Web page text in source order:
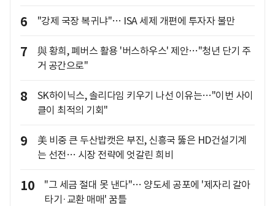
6 "강제 국장 복귀냐"… ISA 세제 개편에 투자자 불만
7
與 황희, 폐버스 활용 '버스하우스' 제안…"청년 단기 주
거 공간으로"
8
SK하이닉스, 솔리다임 키우기 나선 이유는…"이번 사이
클이 최적의 기회"
9
美 비중 큰 두산밥캣은 부진, 신흥국 뚫은 HD건설기계
는 선전… 시장 전략에 엇갈린 희비
10
"그 세금 절대 못 낸다"… 양도세 공포에 '제자리 갈아
타기·교환 매매' 꿈틀